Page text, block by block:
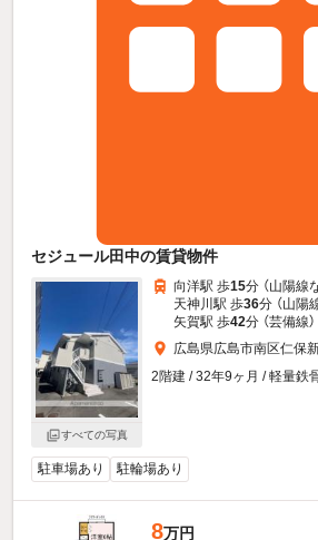
セジュール田中の賃貸物件
すべての写真
向洋駅 歩15分 （山陽線
天神川駅 歩36分 （山陽
矢賀駅 歩42分 （芸備線）
広島県広島市南区仁保
2階建 / 32年9ヶ月 / 軽量鉄
駐車場あり 駐輪場あり
8万円